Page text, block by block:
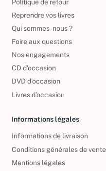
Politique de retour
Reprendre vos livres
Qui sommes-nous ?
Foire aux questions
Nos engagements
CD d'occasion
DVD d'occasion
Livres d’occasion
Informations légales
Informations de livraison
Conditions générales de vente
Mentions légales